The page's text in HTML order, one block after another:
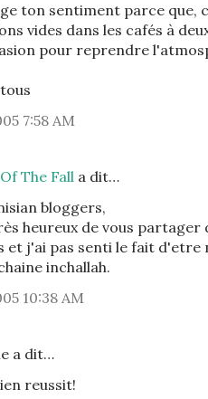
ton sentiment parce que,
vides dans les cafés à
pour reprendre
7:58 AM
The Fall a dit…
bloggers,
heureux de vous partager
et j'ai pas senti le fait d'etre
inchallah.
10:38 AM
a dit…
reussit!